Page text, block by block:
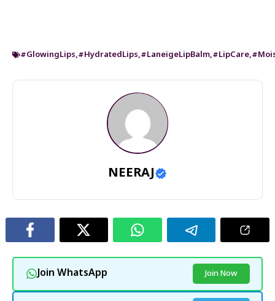
#GlowingLips,#HydratedLips,#LaneigeLipBalm,#LipCare,
NEERAJ
Join WhatsApp Join Now